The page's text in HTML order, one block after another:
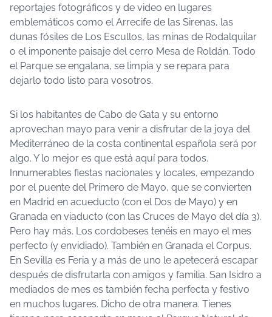
reportajes fotográficos y de video en lugares
emblemáticos como el Arrecife de las Sirenas, las
dunas fósiles de Los Escullos, las minas de Rodalquilar
o el imponente paisaje del cerro Mesa de Roldán. Todo
el Parque se engalana, se limpia y se repara para
dejarlo todo listo para vosotros.
Si los habitantes de Cabo de Gata y su entorno
aprovechan mayo para venir a disfrutar de la joya del
Mediterráneo de la costa continental española será por
algo. Y lo mejor es que está aquí para todos.
Innumerables fiestas nacionales y locales, empezando
por el puente del Primero de Mayo, que se convierten
en Madrid en acueducto (con el Dos de Mayo) y en
Granada en viaducto (con las Cruces de Mayo del día 3).
Pero hay más. Los cordobeses tenéis en mayo el mes
perfecto (y envidiado). También en Granada el Corpus.
En Sevilla es Feria y a más de uno le apetecerá escapar
después de disfrutarla con amigos y familia. San Isidro a
mediados de mes es también fecha perfecta y festivo
en muchos lugares. Dicho de otra manera. Tienes